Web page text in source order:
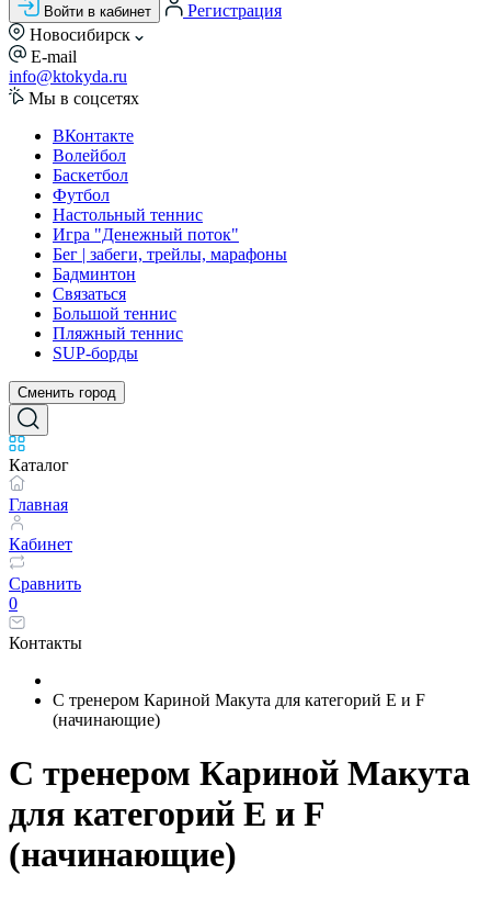
Войти в кабинет
Регистрация
Новосибирск
E-mail
info@ktokyda.ru
Мы в соцсетях
ВКонтакте
Волейбол
Баскетбол
Футбол
Настольный теннис
Игра "Денежный поток"
Бег | забеги, трейлы, марафоны
Бадминтон
Связаться
Большой теннис
Пляжный теннис
SUP-борды
Сменить город
Каталог
Главная
Кабинет
Сравнить
0
Контакты
С тренером Кариной Макута для категорий Е и F
(начинающие)
С тренером Кариной Макута
для категорий Е и F
(начинающие)